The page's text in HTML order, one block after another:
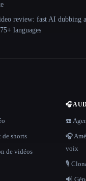
review: fast AI dubbing
languages
de shorts
de vidéos
🎧
☎️
🎧
voix
🎙️
🔊